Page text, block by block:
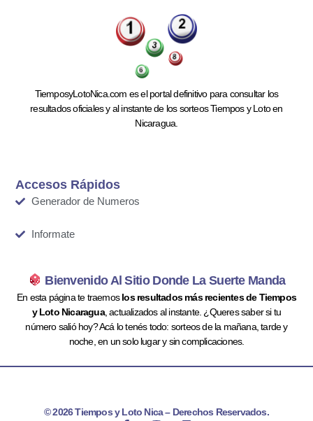
TiemposyLotoNica.com es el portal definitivo para consultar los
resultados oficiales y al instante de los sorteos Tiempos y Loto en
Nicaragua.
Accesos Rápidos
Generador de Numeros
Informate
Bienvenido Al Sitio Donde La Suerte Manda
En esta página te traemoslos resultados más recientes de Tiempos
y Loto Nicaragua, actualizados al instante. ¿Queres saber si tu
número salió hoy? Acá lo tenés todo: sorteos de la mañana, tarde y
noche, en un solo lugar y sin complicaciones.
© 2026 Tiempos y Loto Nica – Derechos Reservados.